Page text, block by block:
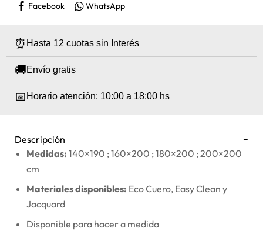
Facebook WhatsApp
⏰ Hasta 12 cuotas sin Interés
🚚Envío gratis
📅 Horario atención: 10:00 a 18:00 hs
Descripción
Medidas: 140×190 ; 160×200 ; 180×200 ; 200×200
cm
Materiales disponibles: Eco Cuero, Easy Clean y
Jacquard
Disponible para hacer a medida